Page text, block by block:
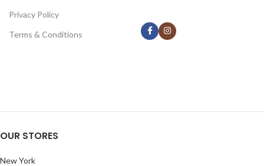
Privacy Policy
Terms & Conditions
OUR STORES
New York